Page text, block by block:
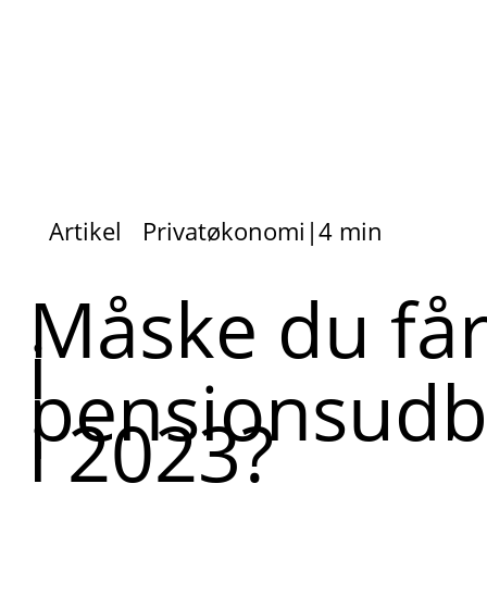
Artikel Privatøkonomi |4 min
Måske du
i
i 2023?